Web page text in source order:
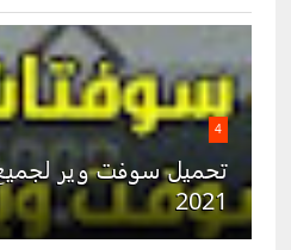
4
تحميل سوفت وير لجميع
2021